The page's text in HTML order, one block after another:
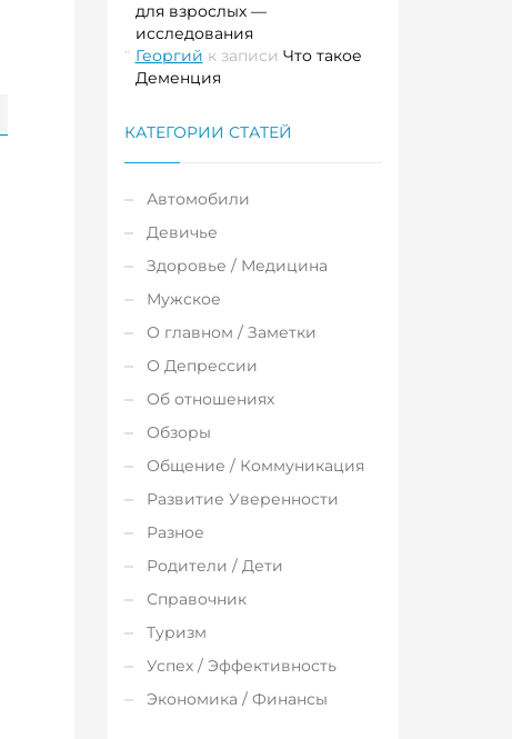
для взрослых —
исследования
Георгий к записи Что такое
Деменция
КАТЕГОРИИ СТАТЕЙ
Автомобили
Девичье
Здоровье / Медицина
Мужское
О главном / Заметки
О Депрессии
Об отношениях
Обзоры
Общение / Коммуникация
Развитие Уверенности
Разное
Родители / Дети
Справочник
Туризм
Успех / Эффективность
Экономика / Финансы